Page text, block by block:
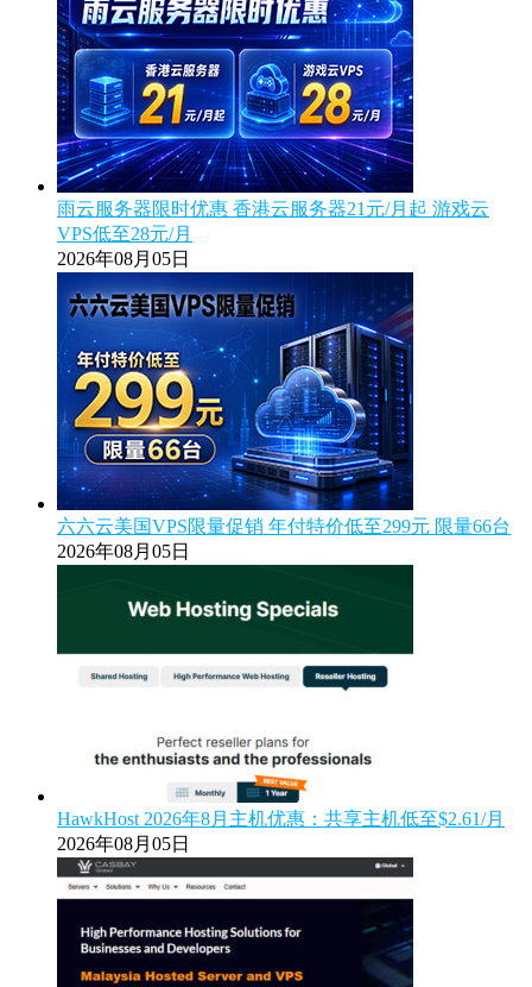
雨云服务器限时优惠 香港云服务器21元/月起 游戏云
VPS低至28元/月
2026年08月05日
六六云美国VPS限量促销 年付特价低至299元 限量66台
2026年08月05日
HawkHost 2026年8月主机优惠：共享主机低至$2.61/月
2026年08月05日